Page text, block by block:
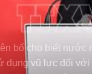
bố cho biết
dụng vũ lực đối